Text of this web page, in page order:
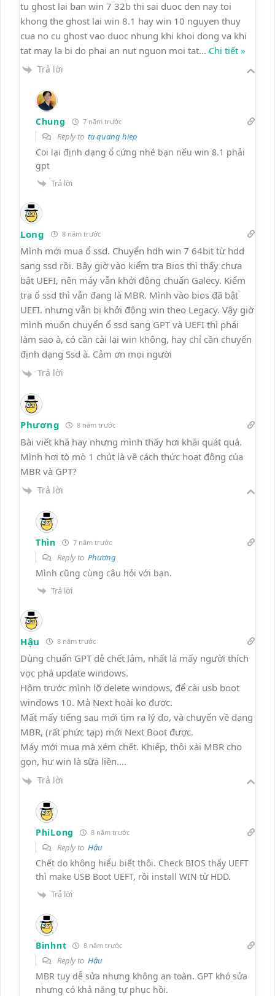
tu ghost lai ban win 7 32b thi sai duoc den nay toi
khong the ghost lai win 8.1 hay win 10 nguyen thuy
cua no cu ghost vao duoc nhung khi khoi dong va khi
tat may la bi do phai an nut nguon moi tat… Chi tiết »
Trả lời
Chung 7 năm trước
Reply to ta quang hiep
Coi lại định dạng ổ cứng nhé bạn nếu win 8.1 phải
gpt
Trả lời
Long 8 năm trước
Mình mới mua ổ ssd. Chuyển hdh win 7 64bit từ hdd
sang ssd rồi. Bây giờ vào kiểm tra Bios thì thấy chưa
bật UEFI, nên máy vẫn khởi động chuẩn Galecy. Kiểm
tra ổ ssd thì vẫn đang là MBR. Mình vào bios đã bật
UEFI. nhưng vẫn bị khởi động win theo Legacy. Vậy giờ
mình muốn chuyển ổ ssd sang GPT và UEFI thì phải
làm sao à, có cần cài lại win không, hay chỉ cần chuyển
định dạng Ssd à. Cảm ơn mọi người
Trả lời
Phương 8 năm trước
Bài viết khá hay nhưng mình thấy hơi khái quát quá.
Mình hơi tò mò 1 chút là về cách thức hoạt động của
MBR và GPT?
Trả lời
Thìn 7 năm trước
Reply to Phương
Mình cũng cùng câu hỏi với bạn.
Trả lời
Hậu 8 năm trước
Dùng chuẩn GPT dễ chết lắm, nhất là mấy người thích
vọc phá update windows.
Hôm trước mình lỡ delete windows, để cài usb boot
windows 10. Mà Next hoài ko được.
Mất mấy tiếng sau mới tìm ra lý do, và chuyển về dạng
MBR, (rất phức tạp) mới Next Boot được.
Máy mới mua mà xém chết. Khiếp, thôi xài MBR cho
gọn, hư win là sữa liền….
Trả lời
PhiLong 8 năm trước
Reply to Hậu
Chết do không hiểu biết thôi. Check BIOS thấy UEFT
thì make USB Boot UEFT, rồi install WIN từ HDD.
Trả lời
Binhnt 8 năm trước
Reply to Hậu
MBR tuy dễ sửa nhưng không an toàn. GPT khó sửa
nhưng có khả năng tự phục hồi.